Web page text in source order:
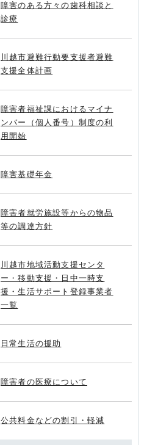
障害のある方々の歯科相談と
診療
川越市避難行動要支援者避難
支援全体計画
障害者福祉課におけるマイナ
ンバー（個人番号）制度の利
用開始
障害基礎年金
障害者就労施設等からの物品
等の調達方針
川越市地域活動支援センタ
ー・移動支援・日中一時支
援・生活サポート登録事業者
一覧
日常生活の援助
障害者の医療について
公共料金などの割引・軽減